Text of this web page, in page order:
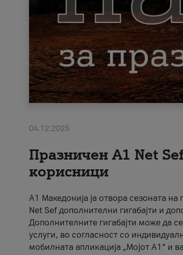
04.12.2025
Празничен A1 Net
корисници
А1 Македонија ја отвора сезоната
Net Sef дополнителни гигабајти и
Дополнителните гигабајти може да
услуги, во согласност со
мобилната апликација „Мојот А1“ и